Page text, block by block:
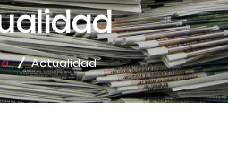
Actualidad